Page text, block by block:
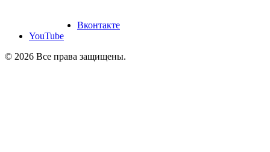
Вконтакте
YouTube
© 2026 Все права защищены.